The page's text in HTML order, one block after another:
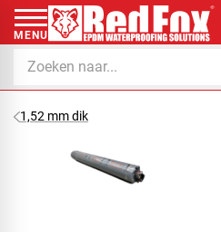
MENU
1,52 mm dik